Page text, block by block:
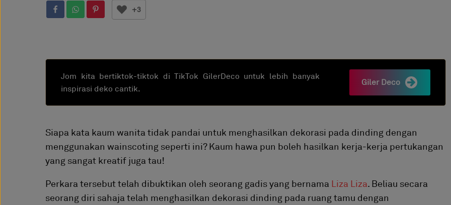
+3
Jom kita bertiktok-tiktok di TikTok GilerDeco untuk lebih banyak
inspirasi deko cantik.
Giler Deco
Siapa kata kaum wanita tidak pandai untuk menghasilkan dekorasi pada dinding dengan
menggunakan wainscoting seperti ini? Kaum hawa pun boleh hasilkan kerja-kerja pertukangan
yang sangat kreatif juga tau!
Perkara tersebut telah dibuktikan oleh seorang gadis yang bernama Liza Liza. Beliau secara
seorang diri sahaja telah menghasilkan dekorasi dinding pada ruang tamu dengan